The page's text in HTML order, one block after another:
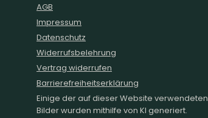
AGB
Impressum
Datenschutz
Widerrufsbelehrung
Vertrag widerrufen
Barrierefreiheitserklärung
Einige der auf dieser Website verwendeten
Bilder wurden mithilfe von KI generiert.